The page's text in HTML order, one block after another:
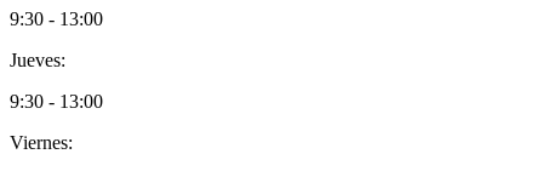
9:30 - 13:00
Jueves:
9:30 - 13:00
Viernes: